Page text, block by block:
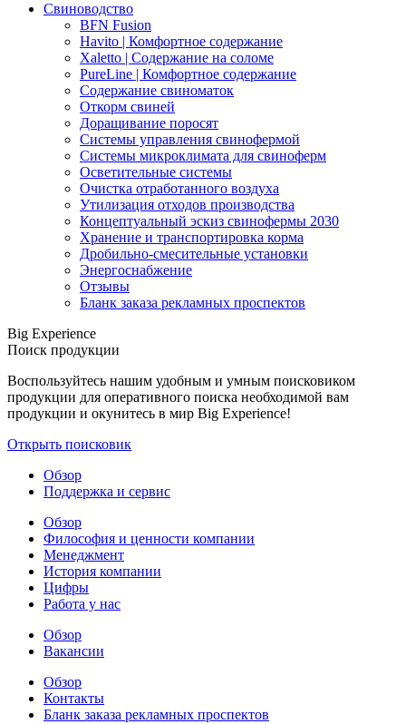
Свиноводство
BFN Fusion
Havito | Комфортное содержание
Xaletto | Содержание на соломе
PureLine | Комфортное содержание
Содержание свиноматок
Откорм свиней
Доращивание поросят
Системы управления свинофермой
Системы микроклимата для свиноферм
Осветительные системы
Очистка отработанного воздуха
Утилизация отходов производства
Концептуальный эскиз свинофермы 2030
Хранение и транспортировка корма
Дробильно-смесительные установки
Энергоснабжение
Отзывы
Бланк заказа рекламных проспектов
Big Experience
Поиск продукции
Воспользуйтесь нашим удобным и умным поисковиком
продукции для оперативного поиска необходимой вам
продукции и окунитесь в мир Big Experience!
Открыть поисковик
Обзор
Поддержка и сервис
Обзор
Философия и ценности компании
Менеджмент
История компании
Цифры
Работа у нас
Обзор
Вакансии
Обзор
Контакты
Бланк заказа рекламных проспектов